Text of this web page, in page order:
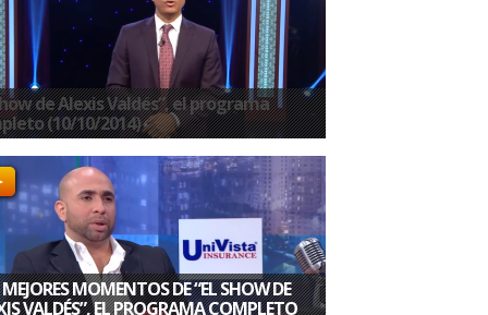
de Alexis Valdés”, el programa
(10/10/2014)
MOMENTOS DE “EL SHOW DE
VALDÉS”, EL PROGRAMA COMPLETO